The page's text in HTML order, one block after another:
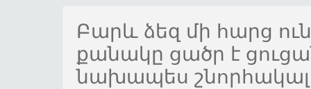
Բարև ձեզ մի հարց
քանակը ցածր է
նախապես